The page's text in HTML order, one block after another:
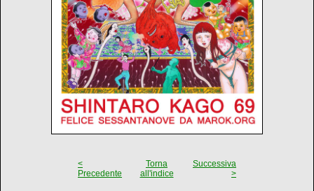
<
Precedente
Torna
all'indice
Successiva
>